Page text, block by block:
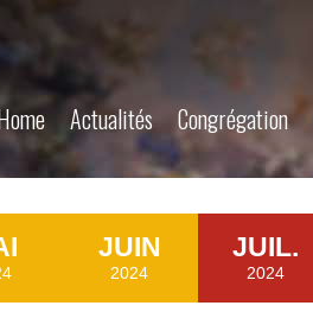
Actualités Congrégation
JUIN
2024
JUIL.
2024